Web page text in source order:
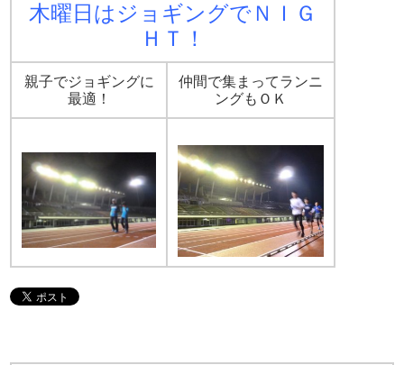
木曜日はジョギングでＮＩＧ
ＨＴ！
親子でジョギングに
最適！
仲間で集まってランニ
ングもＯＫ